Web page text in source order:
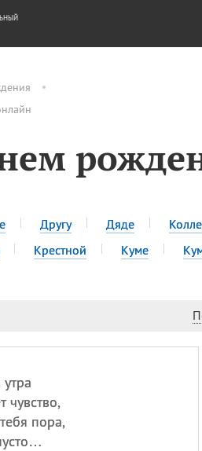
Другу Дяде
Крестной Куме
чувство,
пора,
ДЕНЬГИ